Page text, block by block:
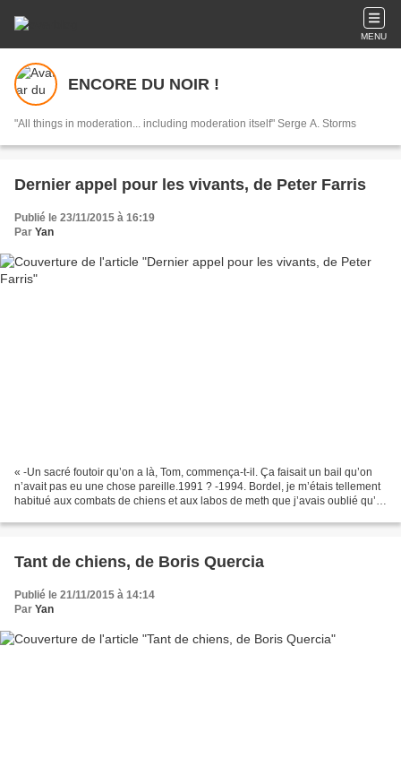
MENU
ENCORE DU NOIR !
"All things in moderation... including moderation itself" Serge A. Storms
Dernier appel pour les vivants, de Peter Farris
Publié le 23/11/2015 à 16:19
Par Yan
« -Un sacré foutoir qu’on a là, Tom, commença-t-il. Ça faisait un bail qu’on
n’avait pas eu une chose pareille.1991 ? -1994. Bordel, je m’étais tellement
habitué aux combats de chiens et aux labos de meth que j’avais oublié qu’il
Tant de chiens, de Boris Quercia
Publié le 21/11/2015 à 14:14
Par Yan